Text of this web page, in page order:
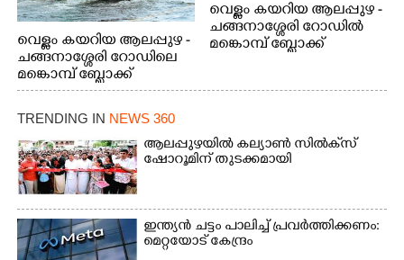
വെള്ളം കയറിയ ആലപ്പുഴ -
ചങ്ങനാശ്ശേരി റോഡിലെ
മങ്കൊമ്പ് ബ്ലോക്ക്
ജംഗ്ഷനിലെ
വെള്ളക്കെട്ടിലൂടെ ട്രാക്ടറിൽ
യാത്ര ചെയ്യുന്നവർ
വെള്ളം കയറിയ ആലപ്പുഴ -
ചങ്ങനാശ്ശേരി റോഡിൽ
മങ്കൊമ്പ് ബ്ലോക്ക്
കുറ്റിക്കാട്ടിൽ വെള്ളത്തിൽ
യാത്രികൻ രക്ഷപെടുത്തി
കരയ്ക്ക് എത്തിച്ചപ്പോൾ
TRENDING IN NEWS 360
ആലപ്പുഴയിൽ കല്യാൺ സിൽക്‌സ്
ഷോറൂമിന് തുടക്കമായി
ഇന്ത്യൻ ചട്ടം പാലിച്ച് പ്രവർത്തിക്കണം:
മെറ്റയോട് കേന്ദ്രം